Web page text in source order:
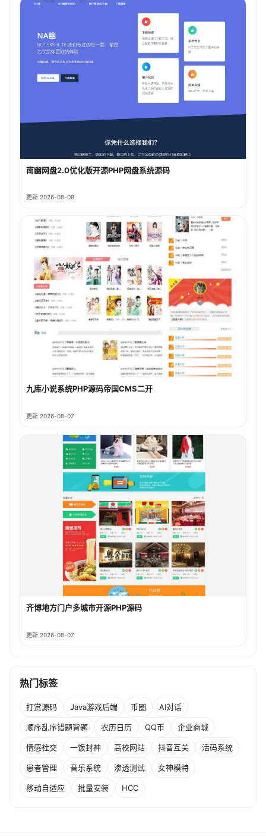
南幽网盘2.0优化版开源PHP网盘系统源码
更新 2026-08-08
九库小说系统PHP源码帝国CMS二开
更新 2026-08-07
齐博地方门户多城市开源PHP源码
更新 2026-08-07
热门标签
打赏源码 Java游戏后端 币圈 AI对话
顺序乱序错题背题 农历日历 QQ币 企业商城
情感社交 一饭封神 高校网站 抖音互关 活码系统
患者管理 音乐系统 渗透测试 女神模特
移动自适应 批量安装 HCC